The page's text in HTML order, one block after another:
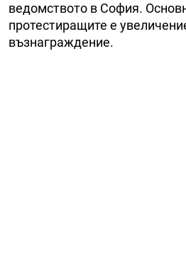
ведомството в София.
протестиращите е
възнаграждение.